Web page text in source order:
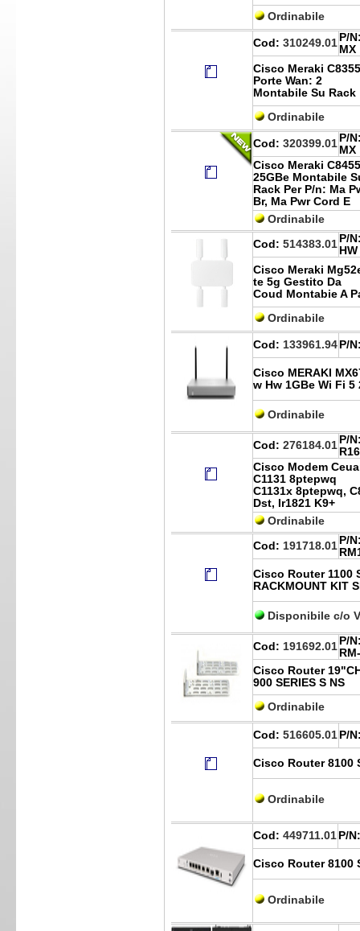
Ordinabile
Cod: 310249.01 P/
MX
Cisco Meraki
Porte Wan: 2
Montabile Su Rack
Ordinabile
Cod: 320399.01 P/
MX
Cisco Meraki
25GBe Montabile
Rack Per P/n: Ma
Br, Ma Pwr Cord E
Ordinabile
Cod: 514383.01 P/
HW
Cisco Meraki
te 5g Gestito Da
Coud Montabie A
Ordinabile
Cod: 133961.94 P/
Cisco MERAKI
w Hw 1GBe Wi Fi 5
Ordinabile
Cod: 276184.01 P/
Cisco Modem
C1131 8ptepwq
C1131x 8ptepwq,
Dst, Ir1821 K9+
Ordinabile
Cod: 191718.01 P/
Cisco Router 1100
RACKMOUNT KIT
Disponibile c/o
Cod: 191692.01 P/
Cisco Router
900 SERIES S NS
Ordinabile
Cod: 516605.01 P/
Cisco Router 8100
Ordinabile
Cod: 449711.01 P/N:
Cisco Router 8100
Ordinabile